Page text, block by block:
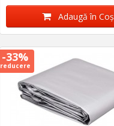
Adaugă în Coş
-33%
reducere